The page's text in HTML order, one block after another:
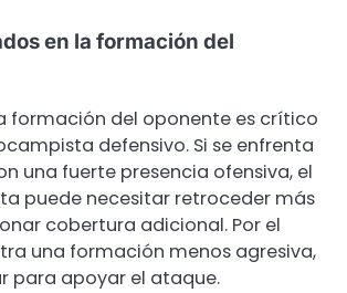
en la formación del
formación del oponente es crítico
defensivo. Si se enfrenta
una fuerte presencia ofensiva, el
puede necesitar retroceder más
cobertura adicional. Por el
una formación menos agresiva,
para apoyar el ataque.